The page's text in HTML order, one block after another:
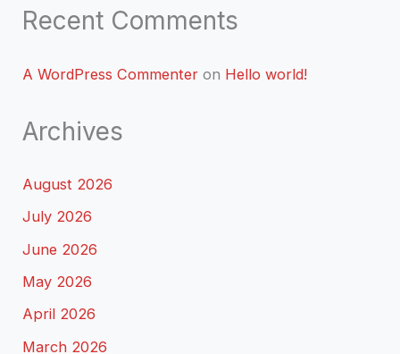
Recent Comments
A WordPress Commenter on Hello world!
Archives
August 2026
July 2026
June 2026
May 2026
April 2026
March 2026